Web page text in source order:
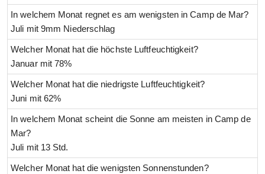
In welchem Monat regnet es am wenigsten in Camp de Mar?
Juli mit 9mm Niederschlag
Welcher Monat hat die höchste Luftfeuchtigkeit?
Januar mit 78%
Welcher Monat hat die niedrigste Luftfeuchtigkeit?
Juni mit 62%
In welchem Monat scheint die Sonne am meisten in Camp de
Mar?
Juli mit 13 Std.
Welcher Monat hat die wenigsten Sonnenstunden?